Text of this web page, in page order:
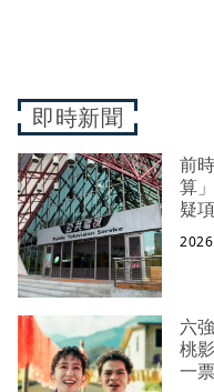
即時新聞
前
算
疑
六
桃
一